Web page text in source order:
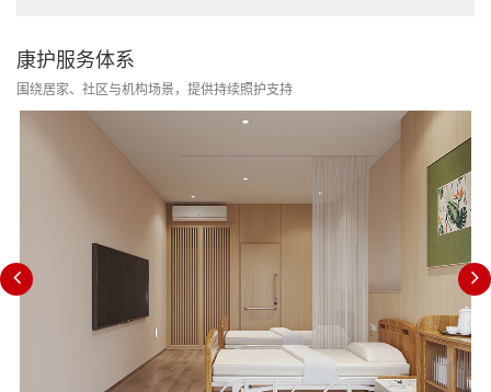
康护服务体系
围绕居家、社区与机构场景，提供持续照护支持